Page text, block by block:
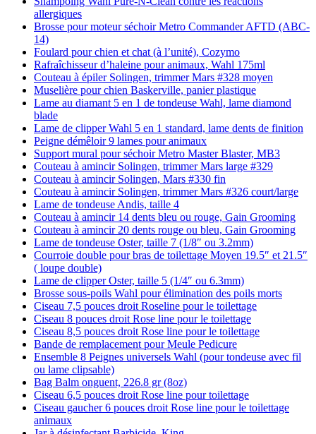
allergiques
Brosse pour moteur séchoir Metro Commander AFTD (ABC-
14)
Foulard pour chien et chat (à l’unité), Cozymo
Rafraîchisseur d’haleine pour animaux, Wahl 175ml
Couteau à épiler Solingen, trimmer Mars #328 moyen
Muselière pour chien Baskerville, panier plastique
Lame au diamant 5 en 1 de tondeuse Wahl, lame diamond
blade
Lame de clipper Wahl 5 en 1 standard, lame dents de finition
Peigne démêloir 9 lames pour animaux
Support mural pour séchoir Metro Master Blaster, MB3
Couteau à amincir Solingen, trimmer Mars large #329
Couteau à amincir Solingen, Mars #330 fin
Couteau à amincir Solingen, trimmer Mars #326 court/large
Lame de tondeuse Andis, taille 4
Couteau à amincir 14 dents bleu ou rouge, Gain Grooming
Couteau à amincir 20 dents rouge ou bleu, Gain Grooming
Lame de tondeuse Oster, taille 7 (1/8″ ou 3.2mm)
Courroie double pour bras de toilettage Moyen 19.5″ et 21.5″
( loupe double)
Lame de clipper Oster, taille 5 (1/4″ ou 6.3mm)
Brosse sous-poils Wahl pour élimination des poils morts
Ciseau 7,5 pouces droit Roseline pour le toilettage
Ciseau 8 pouces droit Rose line pour le toilettage
Ciseau 8,5 pouces droit Rose line pour le toilettage
Bande de remplacement pour Meule Pedicure
Ensemble 8 Peignes universels Wahl (pour tondeuse avec fil
ou lame clipsable)
Bag Balm onguent, 226.8 gr (8oz)
Ciseau 6,5 pouces droit Rose line pour toilettage
Ciseau gaucher 6 pouces droit Rose line pour le toilettage
animaux